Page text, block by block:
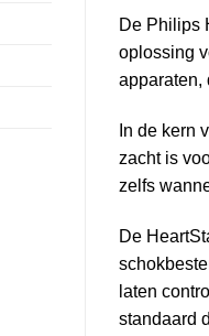
De Philips
oplossing
apparaten,
In de kern
zacht is
zelfs
De
laten
standaard